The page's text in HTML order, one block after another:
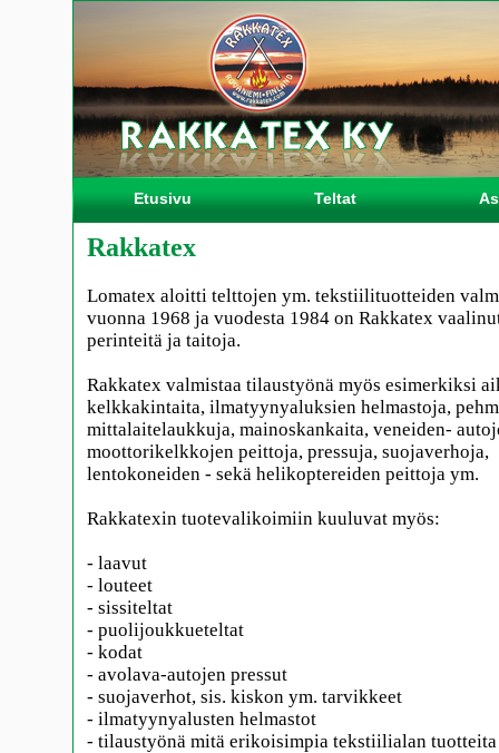
Etusivu Teltat
Rakkatex
Lomatex aloitti telttojen ym. tekstiilituotteiden
vuonna 1968 ja vuodesta 1984 on Rakkatex
perinteitä ja taitoja.
Rakkatex valmistaa tilaustyönä myös esimerkiksi
kelkkakintaita, ilmatyynyaluksien helmastoja,
mittalaitelaukkuja, mainoskankaita, veneiden-
moottorikelkkojen peittoja, pressuja, suojaverhoja,
lentokoneiden - sekä helikoptereiden peittoja ym.
Rakkatexin tuotevalikoimiin kuuluvat myös:
- laavut
- louteet
- sissiteltat
- puolijoukkueteltat
- kodat
- avolava-autojen pressut
- suojaverhot, sis. kiskon ym. tarvikkeet
- ilmatyynyalusten helmastot
- tilaustyönä mitä erikoisimpia tekstiilialan tuotteita